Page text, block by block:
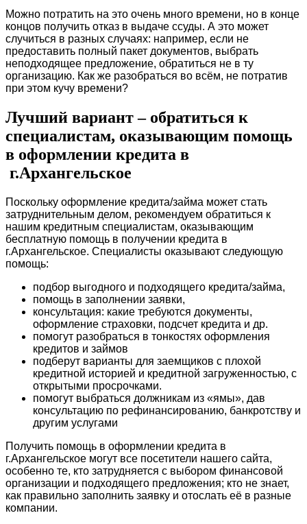
Можно потратить на это очень много времени, но в конце
концов получить отказ в выдаче ссуды. А это может
случиться в разных случаях: например, если не
предоставить полный пакет документов, выбрать
неподходящее предложение, обратиться не в ту
организацию. Как же разобраться во всём, не потратив
при этом кучу времени?
Лучший вариант – обратиться к
специалистам, оказывающим помощь
в оформлении кредита в
г.Архангельское
Поскольку оформление кредита/займа может стать
затруднительным делом, рекомендуем обратиться к
нашим кредитным специалистам, оказывающим
бесплатную помощь в получении кредита в
г.Архангельское. Специалисты оказывают следующую
помощь:
подбор выгодного и подходящего кредита/займа,
помощь в заполнении заявки,
консультация: какие требуются документы,
оформление страховки, подсчет кредита и др.
помогут разобраться в тонкостях оформления
кредитов и займов
подберут варианты для заемщиков с плохой
кредитной историей и кредитной загруженностью, с
открытыми просрочками.
помогут выбраться должникам из «ямы», дав
консультацию по рефинансированию, банкротству и
другим услугами
Получить помощь в оформлении кредита в
г.Архангельское могут все посетители нашего сайта,
особенно те, кто затрудняется с выбором финансовой
организации и подходящего предложения; кто не знает,
как правильно заполнить заявку и отослать её в разные
компании.